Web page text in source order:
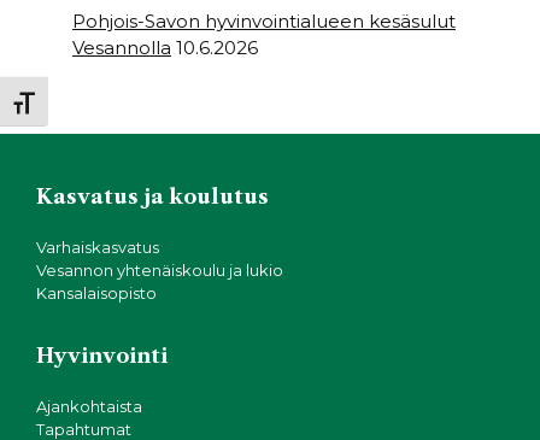
Toggle Font size
Pohjois-Savon hyvinvointialueen kesäsulut
Vesannolla 10.6.2026
Kasvatus ja koulutus
Varhaiskasvatus
Vesannon yhtenäiskoulu ja lukio
Kansalaisopisto
Hyvinvointi
Ajankohtaista
Tapahtumat